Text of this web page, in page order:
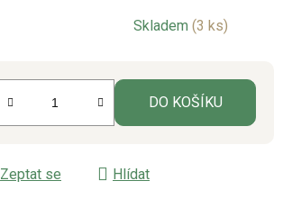
Skladem (3 ks)
DO KOŠÍKU
Zeptat se
Hlídat